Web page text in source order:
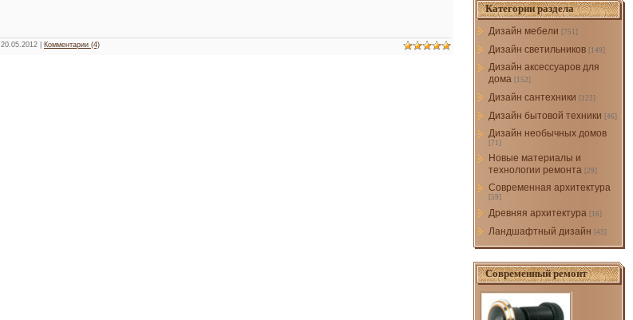
20.05.2012 Комментарии (4)
Категории раздела
Дизайн мебели [751]
Дизайн светильников [149]
Дизайн аксессуаров для
дома [152]
Дизайн сантехники [123]
Дизайн бытовой техники [46]
Дизайн необычных домов
[71]
Новые материалы и
технологии ремонта [29]
Современная архитектура
[59]
Древняя архитектура [16]
Ландшафтный дизайн [43]
Современный ремонт